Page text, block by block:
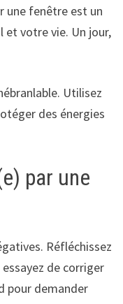
une fenêtre est un
et votre vie. Un jour,
Utilisez
des énergies
par une
Réfléchissez
de corriger
pour demander